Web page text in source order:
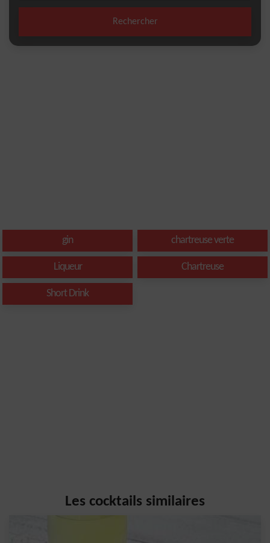
Rechercher
gin chartreuse verte
Liqueur Chartreuse
Short Drink
Les cocktails similaires